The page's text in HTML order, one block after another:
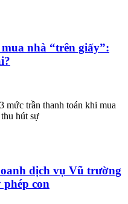
nhà “trên giấy”:
mức trần thanh toán khi mua
hút sự
dịch vụ Vũ trường
con